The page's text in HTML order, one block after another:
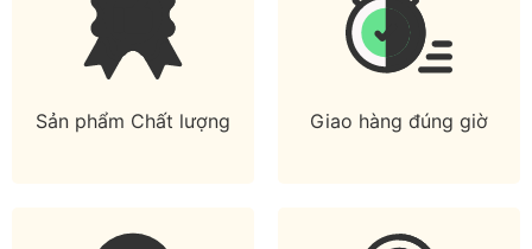
Sản phẩm Chất lượng Giao hàng đúng giờ